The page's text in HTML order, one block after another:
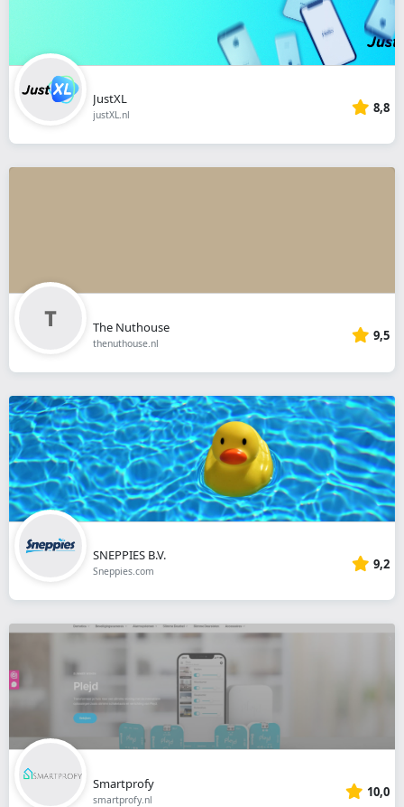
JustXL
justXL.nl 8,8
The Nuthouse
thenuthouse.nl 9,5
SNEPPIES B.V.
Sneppies.com 9,2
Smartprofy
smartprofy.nl 10,0